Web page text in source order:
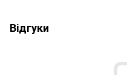
Відгуки